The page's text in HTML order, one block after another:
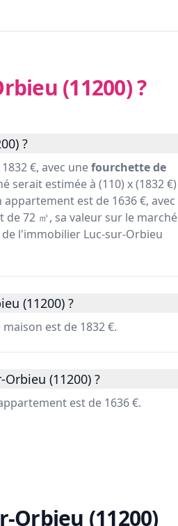
(11200)?
?
€, avec unefourchette de
serait estimée à (110) x (1832 €)
est de 1636 €, avec
72 ㎡, sa valeur sur le marché
de l'immobilier Luc-sur-Orbieu
(11200) ?
est de 1832 €.
(11200) ?
est de 1636 €.
Orbieu (11200)